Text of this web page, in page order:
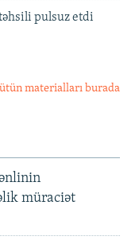
pulsuz etdi
materialları burada
müraciət